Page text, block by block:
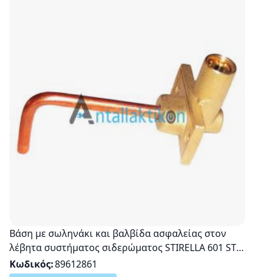
Βάση με σωληνάκι και βαλβίδα ασφαλείας στον
λέβητα συστήματος σιδερώματος STIRELLA 601 STIR
12
Κωδικός 89612861